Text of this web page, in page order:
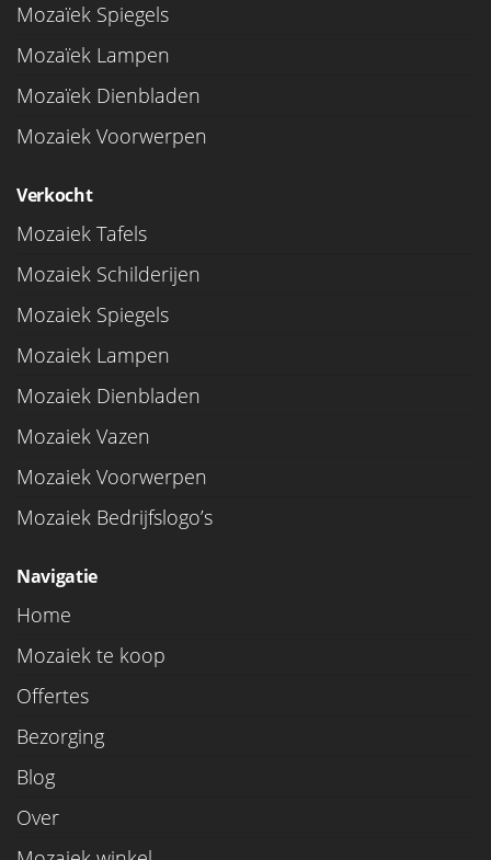
Mozaïek Spiegels
Mozaïek Lampen
Mozaïek Dienbladen
Mozaiek Voorwerpen
Verkocht
Mozaiek Tafels
Mozaiek Schilderijen
Mozaiek Spiegels
Mozaiek Lampen
Mozaiek Dienbladen
Mozaiek Vazen
Mozaiek Voorwerpen
Mozaiek Bedrijfslogo’s
Navigatie
Home
Mozaiek te koop
Offertes
Bezorging
Blog
Over